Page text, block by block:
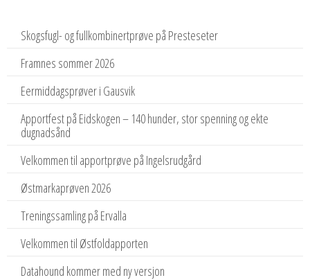
Skogsfugl- og fullkombinertprøve på Presteseter
Framnes sommer 2026
Eermiddagsprøver i Gausvik
Apportfest på Eidskogen – 140 hunder, stor spenning og ekte
dugnadsånd
Velkommen til apportprøve på Ingelsrudgård
Østmarkaprøven 2026
Treningssamling på Ervalla
Velkommen til Østfoldapporten
Datahound kommer med ny versjon